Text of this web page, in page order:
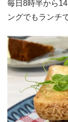
毎日8時半から
ングでもランチ